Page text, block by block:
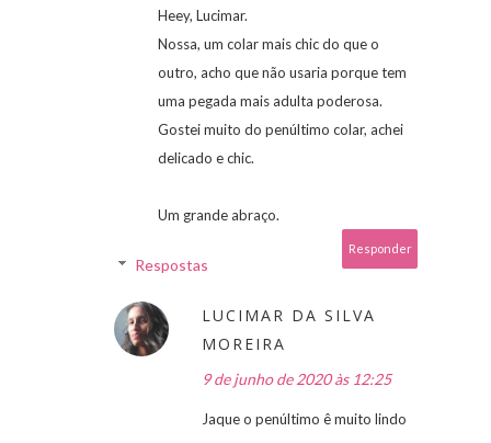
Heey, Lucimar.
Nossa, um colar mais chic do que o
outro, acho que não usaria porque tem
uma pegada mais adulta poderosa.
Gostei muito do penúltimo colar, achei
delicado e chic.
Um grande abraço.
Responder
Respostas
LUCIMAR DA SILVA
MOREIRA
9 de junho de 2020 às 12:25
Jaque o penúltimo ê muito lindo